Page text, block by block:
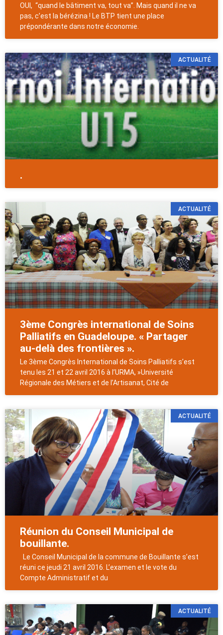
OUI, “quand le bâtiment va, tout va”. Mais quand il ne va
pas, c’est la bérézina ! Le BTP tient une place
prépondérante dans notre économie.
ACTUALITÉ
.
ACTUALITÉ
3ème Congrès international de Soins
Palliatifs en Guadeloupe. « Partager
au-delà des frontières ».
Le 3ème Congrès International de Soins Palliatifs s’est
tenu les 21 et 22 avril 2016 à l’URMA, »Université
Régionale des Métiers et de l’Artisanat, Cité de
ACTUALITÉ
Réunion du Conseil Municipal de
bouillante.
Le Conseil Municipal de la commune de Bouillante s’est
réuni ce jeudi 21 avril 2016. L’examen et le vote du
Compte Administratif et du
ACTUALITÉ